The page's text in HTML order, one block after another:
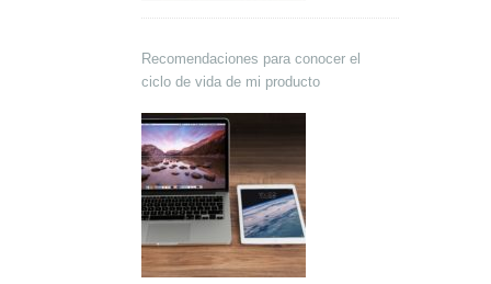
Recomendaciones para conocer el
ciclo de vida de mi producto